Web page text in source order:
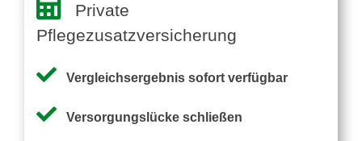
Ø Pflegekosten im Pflegeheim
Private
Pflegezusatzversicherung
Vergleichsergebnis sofort verfügbar
Versorgungslücke schließen